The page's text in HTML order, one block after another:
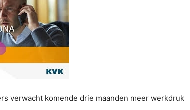
verwacht komende drie maanden meer werkdruk